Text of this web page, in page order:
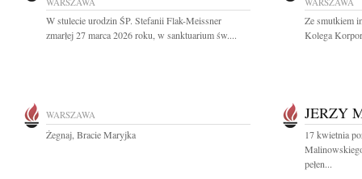
W stulecie urodzin ŚP. Stefanii Flak-Meissner
zmarłej 27 marca 2026 roku, w sanktuarium św....
Ze smutkiem
Kolega
WARSZAWA
Żegnaj, Bracie Maryjka
JERZY
17 kwietnia
pełen...